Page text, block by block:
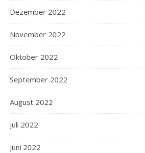
Dezember 2022
November 2022
Oktober 2022
September 2022
August 2022
Juli 2022
Juni 2022